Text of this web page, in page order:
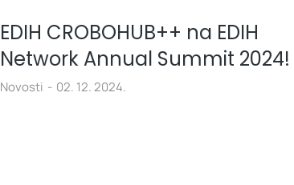
EDIH CROBOHUB++ na EDIH
Network Annual Summit 2024!
Novosti 02. 12. 2024.